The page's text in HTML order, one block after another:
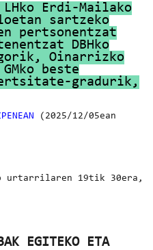
Erdi-Mailako
sartzeko
pertsonentzat
DBHko
Oinarrizko
beste
gradurik,
(2025/12/05ean
urtarrilaren 19tik 30era,
EGITEKO ETA